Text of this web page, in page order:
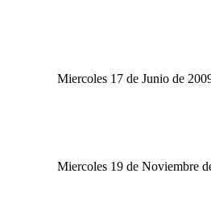
Miercoles 17 de Junio de
Miercoles 19 de Noviembre